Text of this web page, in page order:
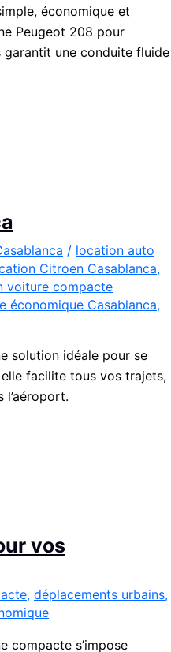
économique et
Peugeot 208 pour
garantit une conduite fluide
/ location auto
Citroen Casablanca,
voiture compacte
économique Casablanca,
solution idéale pour se
facilite tous vos trajets,
vos
, déplacements urbains,
compacte s’impose